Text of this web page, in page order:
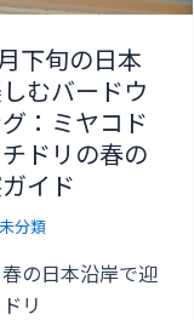
下旬の日本
むバードウ
：ミヤコド
ドリの春の
イド
未分類
の日本沿岸で迎
リ